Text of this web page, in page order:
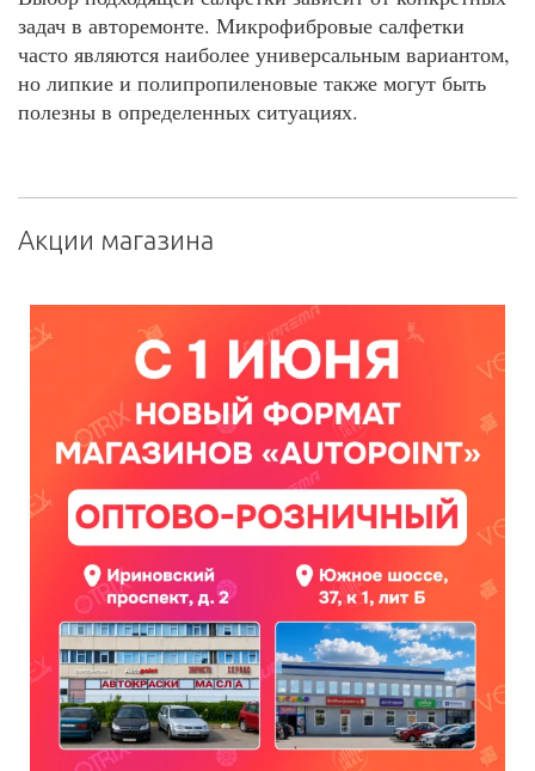
задач в авторемонте. Микрофибровые салфетки
часто являются наиболее универсальным вариантом,
но липкие и полипропиленовые также могут быть
полезны в определенных ситуациях.
Акции магазина